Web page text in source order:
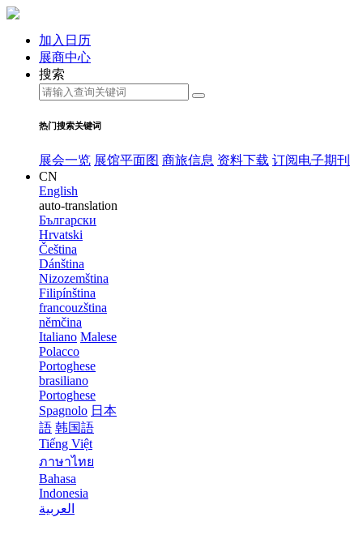
加入日历
展商中心
搜索
热门搜索关键词
展会一览 展馆平面图 商旅信息 资料下载 订阅电子期刊
CN
English
auto-translation
Български
Hrvatski
Čeština
Dánština
Nizozemština
Filipínština
francouzština
němčina
Italiano Malese
Polacco
Portoghese
brasiliano
Portoghese
Spagnolo 日本
語 韩国語
Tiếng Việt
ภาษาไทย
Bahasa
Indonesia
العربية